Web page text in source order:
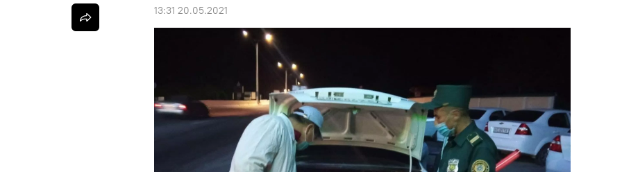
13:31 20.05.2021